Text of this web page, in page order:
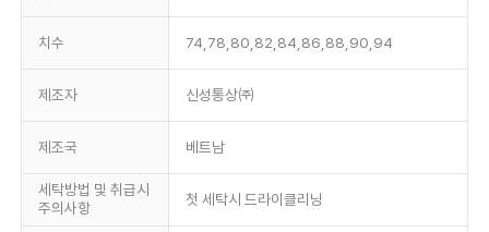
치수 74,78,80,82,84,86,88,90,94
제조자 신성통상㈜
제조국 베트남
세탁방법 및 취급시
주의사항
첫 세탁시 드라이클리닝